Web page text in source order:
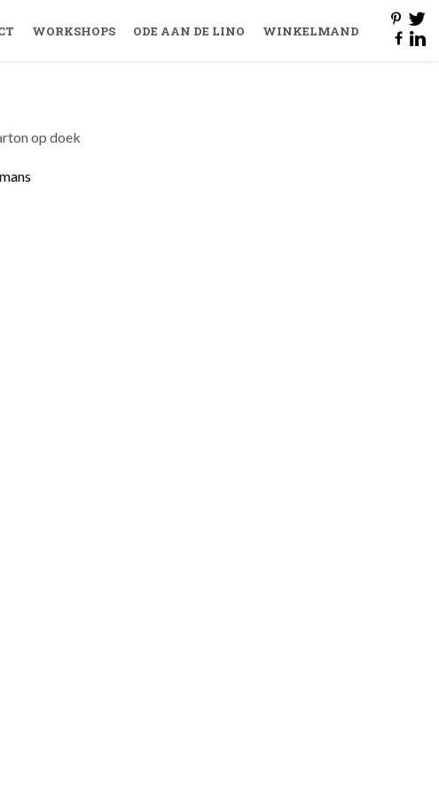
WORKSHOPS ODE AAN DE LINO WINKELMAND
op doek